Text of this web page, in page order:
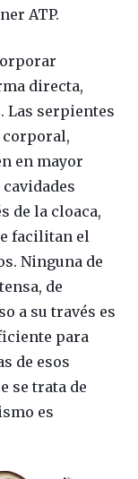
ATP.
directa,
Las serpientes
corporal,
en mayor
de la cloaca,
facilitan el
Ninguna de
de
a su través es
para
de esos
se trata de
es